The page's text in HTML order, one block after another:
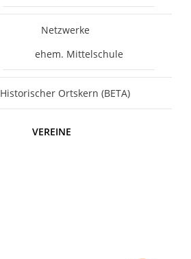
Netzwerke
ehem. Mittelschule
Historischer Ortskern (BETA)
VEREINE